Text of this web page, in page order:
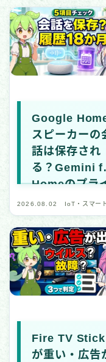
企業・組織の被
マルウェア・ラ
国際・政治関連
全般・レポート
デバイス・ネットワ
IoT・スマートデ
ネットワーク・通
ブラウザ・Web
セキュリティソ
CTF（技術学習）
CTF記事一覧
Google
スピーカーの
話は保存され
る？Gemini
Homeのプラ
バシー設定5項
目
2026.08.02
IoT・スマー
バイス
Fire TV Stick
が重い・広告